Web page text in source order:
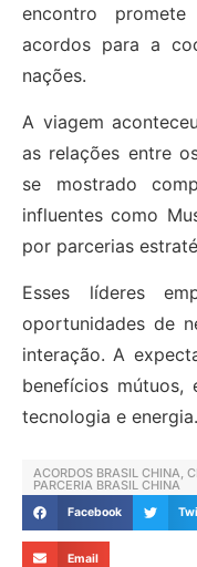
encontro
acordos para a
nações.
A viagem
as relações entre
se mostrado
influentes como
por parcerias
Esses líderes
oportunidades de
interação. A
benefícios mútuos,
tecnologia e energia.
ACORDOS BRASIL CHINA,
PARCERIA BRASIL CHINA
Facebook
Email